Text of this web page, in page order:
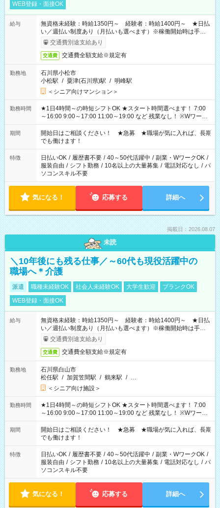
WEB登録・面接OK
給与
無資格未経験：時給1350円～ 経験者：時給1400円～ ★日払
い／週払い制度あり（月払いも選べます）※稼働開始時は手続き
完了次第のお支払いとなります。
交通費別途支給あり
交通費 交通費全額支給※規定有
勤務地
石川県小松市
小松駅 / 粟津(石川県)駅 / 明峰駅
＜シニア向けマンション＞
勤務時間
★1日4時間～の時短シフトOK ★スタート時間選べます！ 7:00
～16:00 9:00～17:00 11:00～19:00 など 残業なし！ ※Wワーク
の場合、他のお仕事と合わせ週40時間超の就業はご案内できま
せん ※法令に基づき、週20時間以上勤務は社会保険への加入対
象となります ※労働者派遣法（日雇い派遣の原則禁止）によ
り、短時間・短期間の就業はご案内が難しい場合があります
期間
開始日はご相談ください！ ★急募 ★職場が気に入れば、長期
でも働けます！
特徴 日払いOK / 履歴書不要 / 40～50代活躍中 / 副業・WワークOK /
服装自由 / シフト勤務 / 10名以上の大量募集 / 電話対応なし / パ
ソコンスキル不要
気になる！ 応募する 詳細へ
掲載日：2026.08.07
未読
＼10年後にも残る仕事／～60代も現役活躍中の
職場へ＊介護
派遣 職種未経験OK 社会人未経験OK 大学生歓迎
ブランクOK
WEB登録・面接OK
給与
無資格未経験：時給1350円～ 経験者：時給1400円～ ★日払
い／週払い制度あり（月払いも選べます）※稼働開始時は手続き
完了次第のお支払いとなります。
交通費別途支給あり
交通費 交通費全額支給※規定有
勤務地
石川県白山市
松任駅 / 加賀笠間駅 / 鶴来駅 / …
＜シニア向け施設＞
勤務時間
★1日4時間～の時短シフトOK ★スタート時間選べます！ 7:00
～16:00 9:00～17:00 11:00～19:00 など 残業なし！ ※Wワーク
の場合、他のお仕事と合わせ週40時間超の就業はご案内できま
せん ※法令に基づき、週20時間以上勤務は社会保険への加入対
象となります ※労働者派遣法（日雇い派遣の原則禁止）によ
り、短時間・短期間の就業はご案内が難しい場合があります
期間
開始日はご相談ください！ ★急募 ★職場が気に入れば、長期
でも働けます！
特徴 日払いOK / 履歴書不要 / 40～50代活躍中 / 副業・WワークOK /
服装自由 / シフト勤務 / 10名以上の大量募集 / 電話対応なし / パ
ソコンスキル不要
気になる！ 応募する 詳細へ